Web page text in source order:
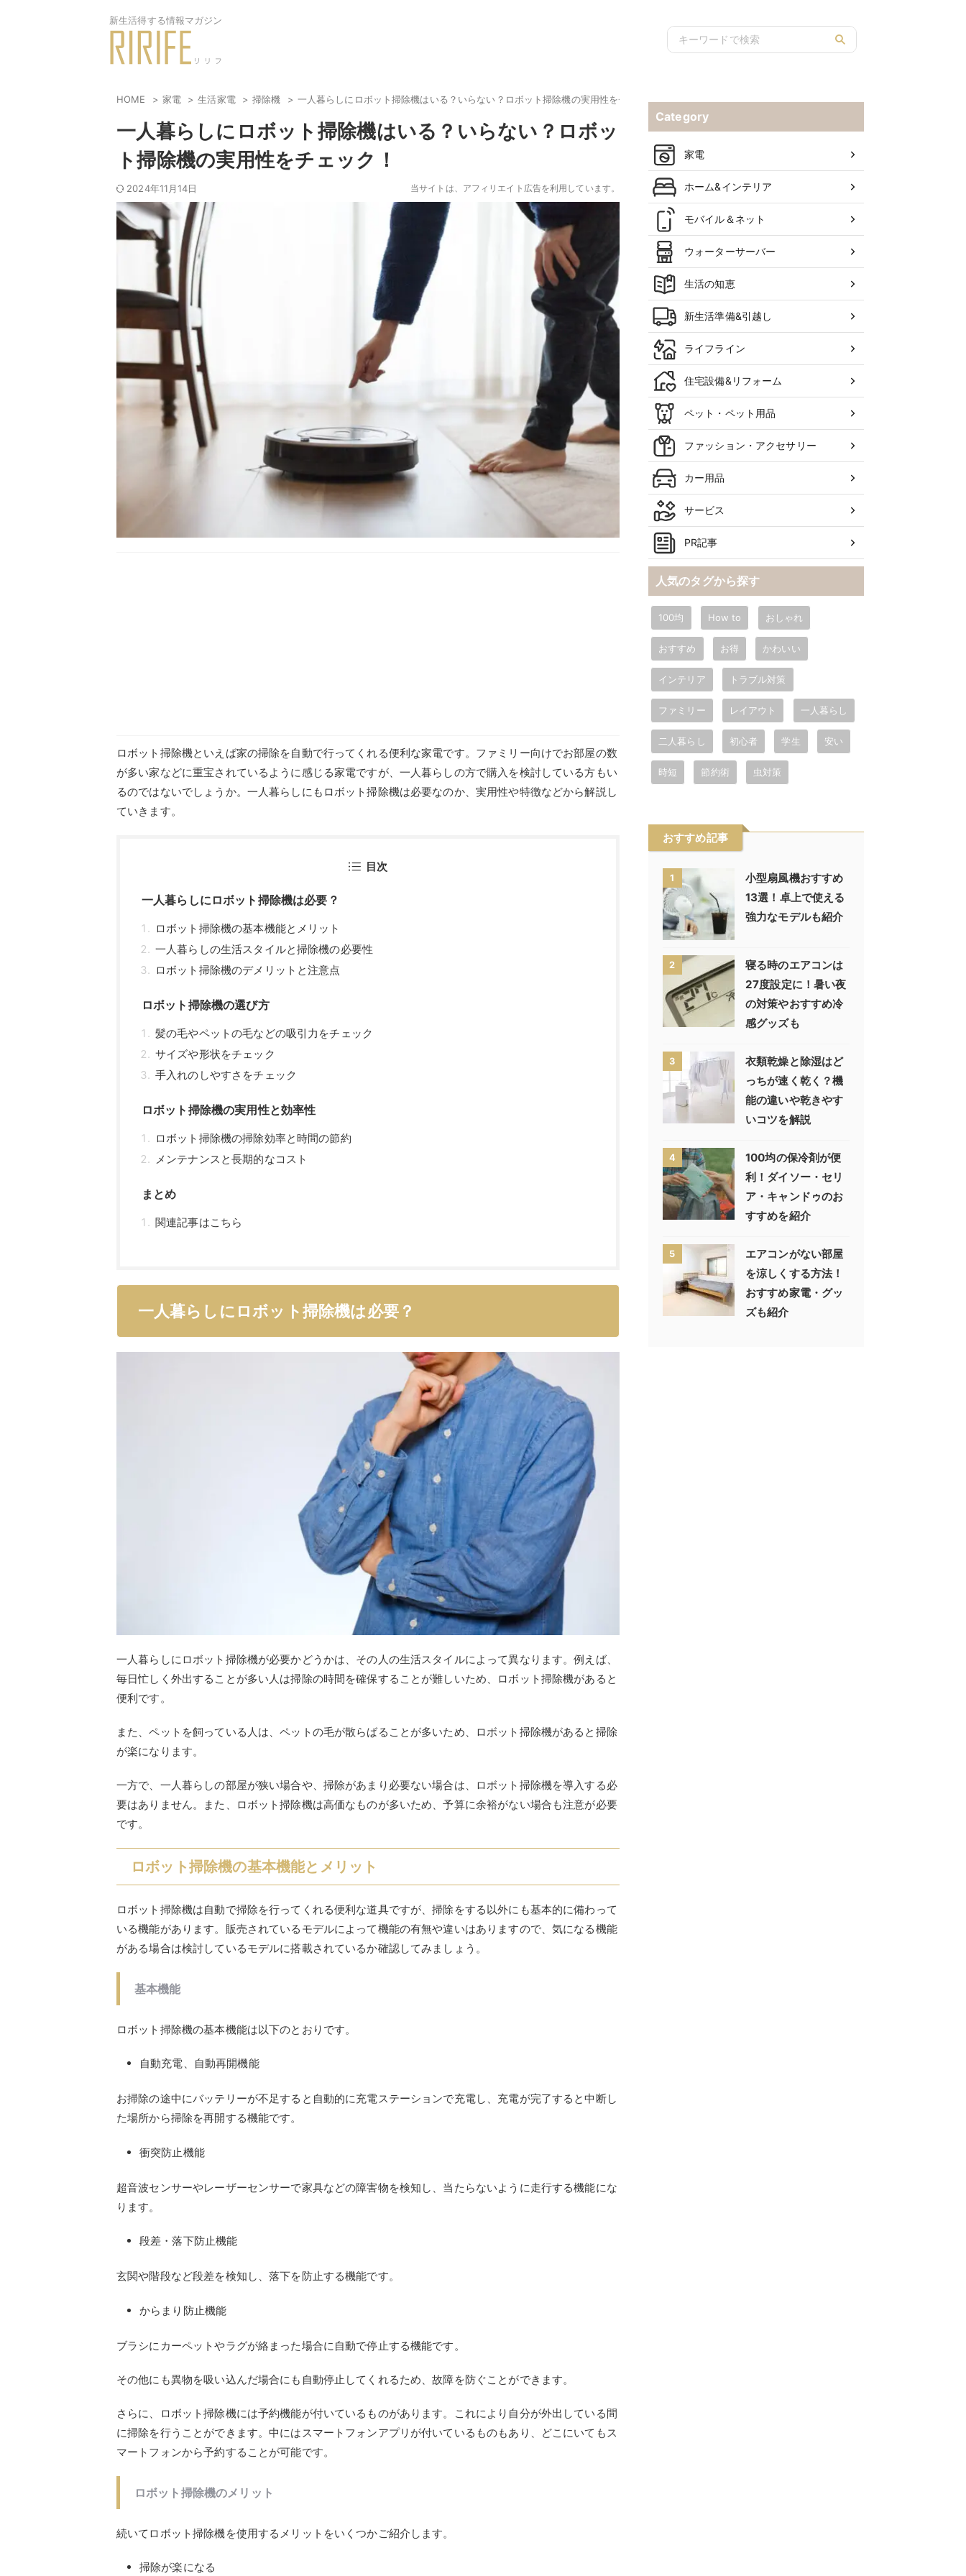
新生活得する情報マガジン
HOME 家電 生活家電 掃除機 一人暮らしにロボット掃除機はいる？いらない？ロボット掃除機の実用性をチェック！
一人暮らしにロボット掃除機はいる？いらない？ロボッ
ト掃除機の実用性をチェック！
2024年11月14日 当サイトは、アフィリエイト広告を利用しています。
ロボット掃除機といえば家の掃除を自動で行ってくれる便利な家電です。ファミリー向けでお部屋の数
が多い家などに重宝されているように感じる家電ですが、一人暮らしの方で購入を検討している方もい
るのではないでしょうか。一人暮らしにもロボット掃除機は必要なのか、実用性や特徴などから解説し
ていきます。
目次
一人暮らしにロボット掃除機は必要？
ロボット掃除機の基本機能とメリット
一人暮らしの生活スタイルと掃除機の必要性
ロボット掃除機のデメリットと注意点
ロボット掃除機の選び方
髪の毛やペットの毛などの吸引力をチェック
サイズや形状をチェック
手入れのしやすさをチェック
ロボット掃除機の実用性と効率性
ロボット掃除機の掃除効率と時間の節約
メンテナンスと長期的なコスト
まとめ
関連記事はこちら
一人暮らしにロボット掃除機は必要？
一人暮らしにロボット掃除機が必要かどうかは、その人の生活スタイルによって異なります。例えば、
毎日忙しく外出することが多い人は掃除の時間を確保することが難しいため、ロボット掃除機があると
便利です。
また、ペットを飼っている人は、ペットの毛が散らばることが多いため、ロボット掃除機があると掃除
が楽になります。
一方で、一人暮らしの部屋が狭い場合や、掃除があまり必要ない場合は、ロボット掃除機を導入する必
要はありません。また、ロボット掃除機は高価なものが多いため、予算に余裕がない場合も注意が必要
です。
ロボット掃除機の基本機能とメリット
ロボット掃除機は自動で掃除を行ってくれる便利な道具ですが、掃除をする以外にも基本的に備わって
いる機能があります。販売されているモデルによって機能の有無や違いはありますので、気になる機能
がある場合は検討しているモデルに搭載されているか確認してみましょう。
基本機能
ロボット掃除機の基本機能は以下のとおりです。
自動充電、自動再開機能
お掃除の途中にバッテリーが不足すると自動的に充電ステーションで充電し、充電が完了すると中断し
た場所から掃除を再開する機能です。
衝突防止機能
超音波センサーやレーザーセンサーで家具などの障害物を検知し、当たらないように走行する機能にな
ります。
段差・落下防止機能
玄関や階段など段差を検知し、落下を防止する機能です。
からまり防止機能
ブラシにカーペットやラグが絡まった場合に自動で停止する機能です。
その他にも異物を吸い込んだ場合にも自動停止してくれるため、故障を防ぐことができます。
さらに、ロボット掃除機には予約機能が付いているものがあります。これにより自分が外出している間
に掃除を行うことができます。中にはスマートフォンアプリが付いているものもあり、どこにいてもス
マートフォンから予約することが可能です。
ロボット掃除機のメリット
続いてロボット掃除機を使用するメリットをいくつかご紹介します。
掃除が楽になる
Category
家電
ホーム&インテリア
モバイル＆ネット
ウォーターサーバー
生活の知恵
新生活準備&引越し
ライフライン
住宅設備&リフォーム
ペット・ペット用品
ファッション・アクセサリー
カー用品
サービス
PR記事
人気のタグから探す
100均 How to おしゃれ
おすすめ お得 かわいい
インテリア トラブル対策
ファミリー レイアウト 一人暮らし
二人暮らし 初心者 学生 安い
時短 節約術 虫対策
おすすめ記事
1
小型扇風機おすすめ
13選！卓上で使える
強力なモデルも紹介
2
寝る時のエアコンは
27度設定に！暑い夜
の対策やおすすめ冷
感グッズも
3
衣類乾燥と除湿はど
っちが速く乾く？機
能の違いや乾きやす
いコツを解説
4
100均の保冷剤が便
利！ダイソー・セリ
ア・キャンドゥのお
すすめを紹介
5
エアコンがない部屋
を涼しくする方法！
おすすめ家電・グッ
ズも紹介